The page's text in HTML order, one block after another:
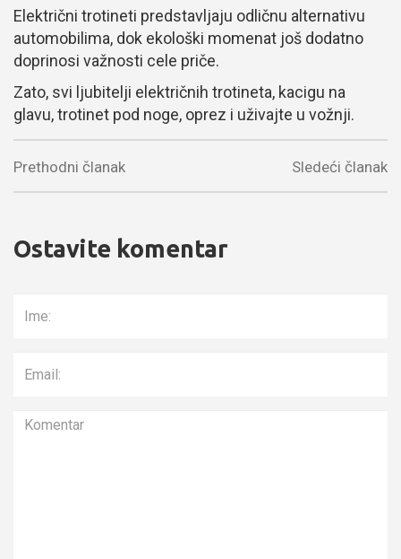
Električni trotineti predstavljaju odličnu alternativu
automobilima, dok ekološki momenat još dodatno
doprinosi važnosti cele priče.
Zato, svi ljubitelji električnih trotineta, kacigu na
glavu, trotinet pod noge, oprez i uživajte u vožnji.
Sledeći članak
Prethodni članak
Ostavite komentar